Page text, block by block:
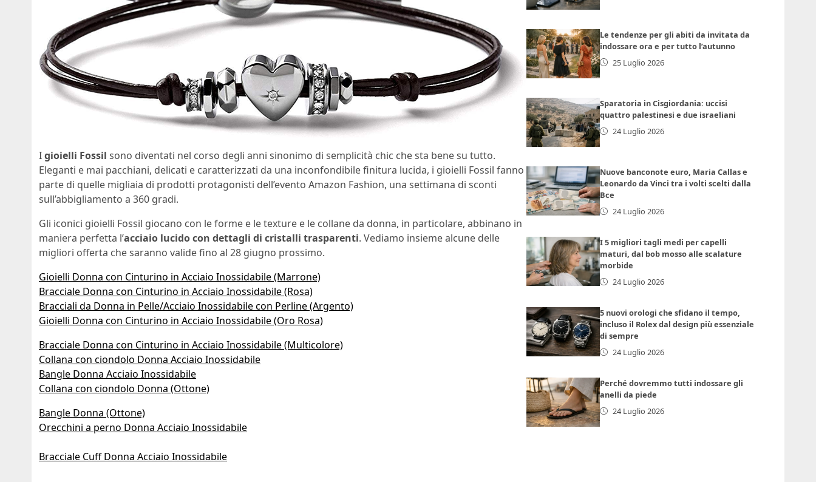
Igioielli Fossil sono diventati nel corso degli anni sinonimo di semplicità chic che sta bene su tutto.
Eleganti e mai pacchiani, delicati e caratterizzati da una inconfondibile finitura lucida, i gioielli Fossil fanno
parte di quelle migliaia di prodotti protagonisti dell’evento Amazon Fashion, una settimana di sconti
sull’abbigliamento a 360 gradi.
Gli iconici gioielli Fossil giocano con le forme e le texture e le collane da donna, in particolare, abbinano in
maniera perfetta l’acciaio lucido con dettagli di cristalli trasparenti. Vediamo insieme alcune delle
migliori offerta che saranno valide fino al 28 giugno prossimo.
Gioielli Donna con Cinturino in Acciaio Inossidabile (Marrone)
Bracciale Donna con Cinturino in Acciaio Inossidabile (Rosa)
Bracciali da Donna in Pelle/Acciaio Inossidabile con Perline (Argento)
Gioielli Donna con Cinturino in Acciaio Inossidabile (Oro Rosa)
Bracciale Donna con Cinturino in Acciaio Inossidabile (Multicolore)
Collana con ciondolo Donna Acciaio Inossidabile
Bangle Donna Acciaio Inossidabile
Collana con ciondolo Donna (Ottone)
Bangle Donna (Ottone)
Orecchini a perno Donna Acciaio Inossidabile
Bracciale Cuff Donna Acciaio Inossidabile
Le tendenze per gli abiti da invitata da
indossare ora e per tutto l’autunno
25 Luglio 2026
Sparatoria in Cisgiordania: uccisi
quattro palestinesi e due israeliani
24 Luglio 2026
Nuove banconote euro, Maria Callas e
Leonardo da Vinci tra i volti scelti dalla
Bce
24 Luglio 2026
I 5 migliori tagli medi per capelli
maturi, dal bob mosso alle scalature
morbide
24 Luglio 2026
5 nuovi orologi che sfidano il tempo,
incluso il Rolex dal design più essenziale
di sempre
24 Luglio 2026
Perché dovremmo tutti indossare gli
anelli da piede
24 Luglio 2026